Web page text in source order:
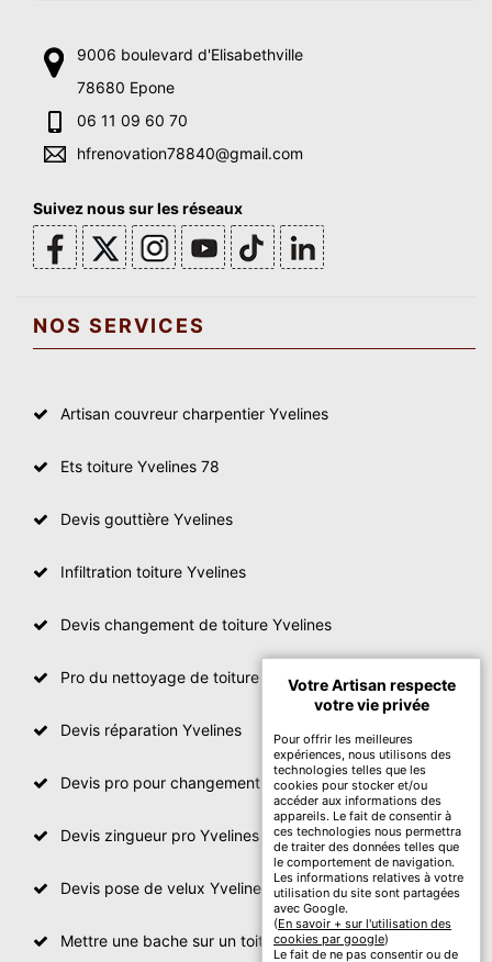
9006 boulevard d'Elisabethville
78680 Epone
06 11 09 60 70
hfrenovation78840@gmail.com
Suivez nous sur les réseaux
NOS SERVICES
Artisan couvreur charpentier Yvelines
Ets toiture Yvelines 78
Devis gouttière Yvelines
Infiltration toiture Yvelines
Devis changement de toiture Yvelines
Pro du nettoyage de toiture
Devis réparation Yvelines
Devis pro pour changement de toiture Yvelines
Devis zingueur pro Yvelines
Devis pose de velux Yvelines
Mettre une bache sur un toit Yvelines
Votre Artisan respecte
votre vie privée
Pour offrir les meilleures
expériences, nous utilisons des
technologies telles que les
cookies pour stocker et/ou
accéder aux informations des
appareils. Le fait de consentir à
ces technologies nous permettra
de traiter des données telles que
le comportement de navigation.
Les informations relatives à votre
utilisation du site sont partagées
avec Google.
(En savoir + sur l'utilisation des
cookies par google)
Le fait de ne pas consentir ou de